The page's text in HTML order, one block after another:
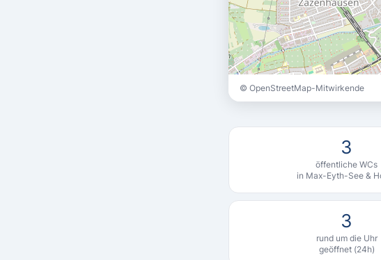
© OpenStreetMap-Mitwirkende
3
öffentliche WCs
in Max-Eyth-See &
3
rund um die Uhr
geöffnet (24h)